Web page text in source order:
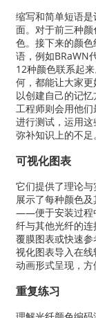
缩写和简单短语
面。对于前三种颜
色。接下来的颜
语，例如BRaWN
12种颜色联系起
何，都能让大家
以创建自己的记
工程师则会用他
进行测试，运用
弥补知识上的不足。
可视化图表
它们提供了理论
展示了每种颜色
——便于安装过程
纤与其他光纤的
覆膜图表或快速
视化图表导入在
动画形式呈现，方
重复练习